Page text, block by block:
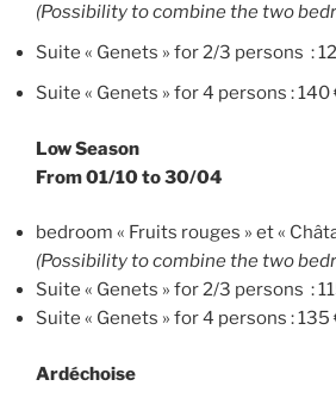
(Possibility to combine the two
Suite « Genets » for 2/3 persons :
Suite « Genets » for 4 persons : 140
Low Season
From 01/10 to 30/04
bedroom « Fruits rouges » et «
(Possibility to combine the two
Suite « Genets » for 2/3 persons :
Suite « Genets » for 4 persons : 135
Ardéchoise